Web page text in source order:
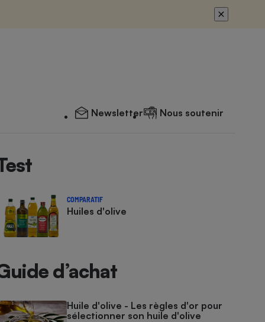
Newsletter Nous soutenir
COMPARATIF
Huiles d'olive
d’achat
Huile d'olive - Les règles d'or pour
sélectionner son huile d'olive